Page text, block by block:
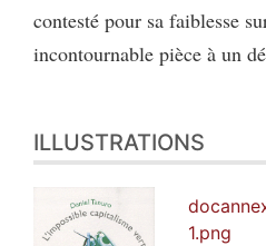
contesté pour sa faiblesse
incontournable pièce à un
ILLUSTRATIONS
1.png